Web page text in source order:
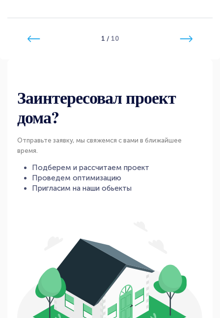
1 / 10
Заинтересовал проект
дома?
Отправьте заявку, мы свяжемся с вами в ближайшее
время.
Подберем и рассчитаем проект
Проведем оптимизацию
Пригласим на наши обьекты